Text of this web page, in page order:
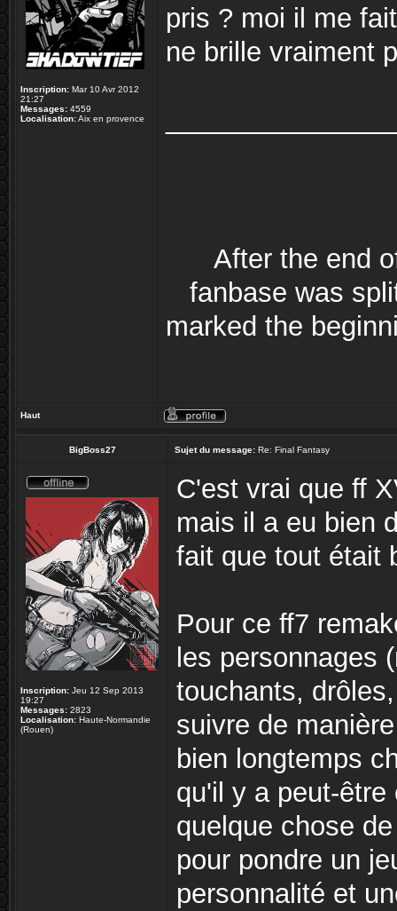
Inscription: Mar 10 Avr 2012
21:27
Messages: 4559
Localisation:Aix en provence
pris ? moi il me
ne brille vraiment
After the end
fanbase was
marked the
Haut
BigBoss27 Sujet du message: Re: Final Fantasy
Inscription: Jeu 12 Sep 2013
19:27
Messages: 2823
Localisation: Haute-Normandie
(Rouen)
C'est vrai que ff
mais il a eu bien
fait que tout était
Pour ce ff7
les personnages
touchants,
suivre de
bien longtemps
qu'il y a peut-
quelque chose
pour pondre un
personnalité et